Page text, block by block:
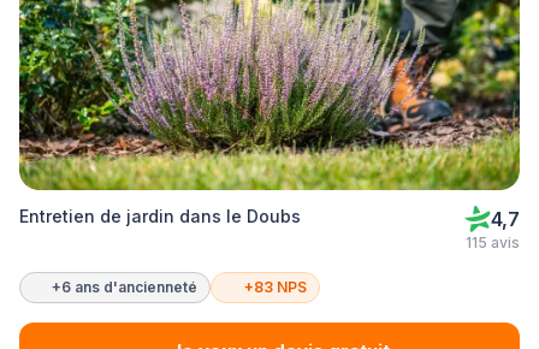
Entretien de jardin dans le Doubs 4,7
115 avis
+6 ans d'ancienneté +83 NPS